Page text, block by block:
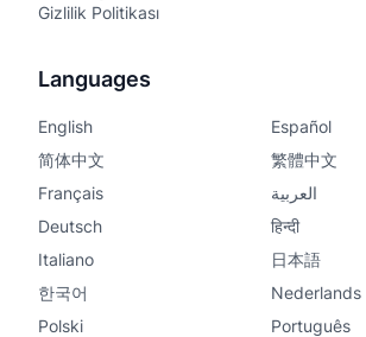
Gizlilik Politikası
Languages
English
Español
简体中文
繁體中文
Français
العربية
Deutsch
हिन्दी
Italiano
日本語
한국어
Nederlands
Polski
Português